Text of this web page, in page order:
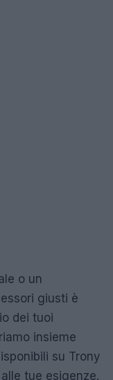
o un
giusti è
dei tuoi
insieme
su Trony
tue esigenze.